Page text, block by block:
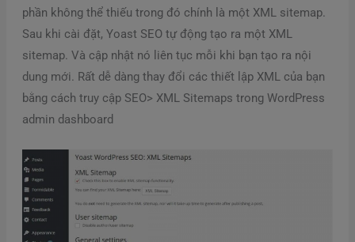
phần không thể thiếu trong đó chính là một XML sitemap.
Sau khi cài đặt, Yoast SEO tự động tạo ra một XML
sitemap. Và cập nhật nó liên tục mỗi khi bạn tạo ra nội
dung mới. Rất dễ dàng thay đổi các thiết lập XML của bạn
bằng cách truy cập SEO> XML Sitemaps trong WordPress
admin dashboard